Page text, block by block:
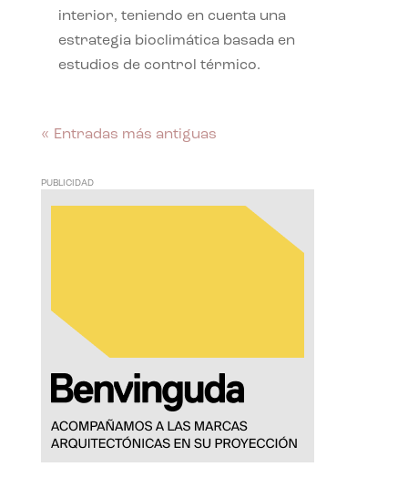
interior, teniendo en cuenta una
estrategia bioclimática basada en
estudios de control térmico.
« Entradas más antiguas
PUBLICIDAD